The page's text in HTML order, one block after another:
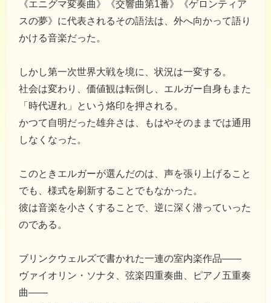
《エニグマ変奏曲》《交響曲第1番》《ゲロンティア
スの夢》に代表されるその語法は、外へ向かって語り
かける音楽だった。
しかし第一次世界大戦を境に、状況は一変する。
社会は変わり、価値観は転倒し、エルガー自身もまた
「時代遅れ」という烙印を押される。
かつて自明だった雄弁さは、もはやそのままでは通用
しなくなった。
このときエルガーが選んだのは、声を張り上げること
でも、様式を刷新することでもなかった。
彼は音楽を小さくすることで、逆に深く潜っていった
のである。
ブリンクウェルズで書かれた一連の室内楽作品――
ヴァイオリン・ソナタ、弦楽四重奏曲、ピアノ五重奏
曲――